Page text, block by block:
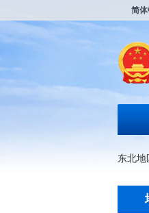
简
东北地
打
无
障